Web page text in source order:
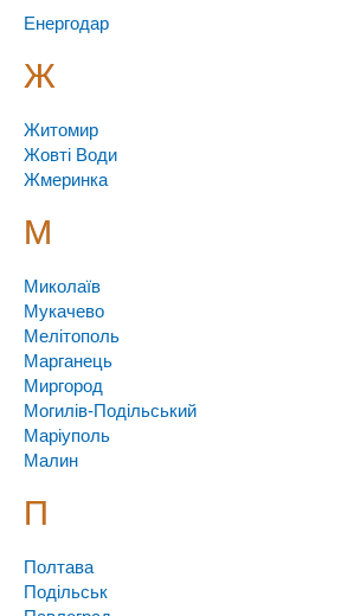
Енергодар
Ж
Житомир
Жовті Води
Жмеринка
М
Миколаїв
Мукачево
Мелітополь
Марганець
Миргород
Могилів-Подільський
Маріуполь
Малин
П
Полтава
Подільськ